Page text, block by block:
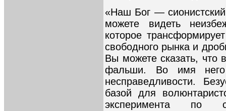
«Наш Бог —
можете видеть
которое
свободного рынка и
Вы можете сказать, что
фальши. Во имя него
несправедливости.
базой для
эксперимента по